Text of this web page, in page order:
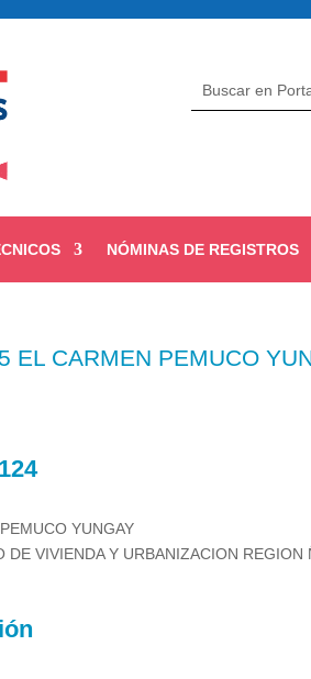
NÓMINAS DE REGISTROS
EL CARMEN PEMUCO
YUNGAY
DE VIVIENDA Y URBANIZACION REGION